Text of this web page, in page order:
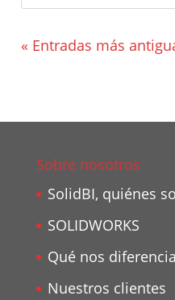
« Entradas más
Sobre nosotros
SolidBI, quiénes
SOLIDWORKS
Qué nos diferencia
Nuestros clientes